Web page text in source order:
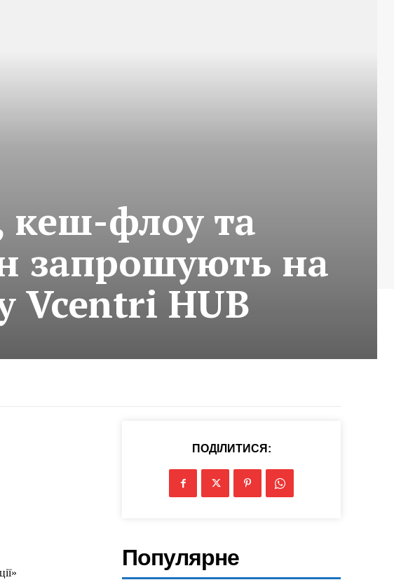
кеш-флоу та
запрошують на
Vcentri HUB
ПОДІЛИТИСЯ:
Популярне